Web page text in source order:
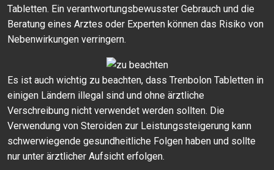
Tabletten. Ein verantwortungsbewusster Gebrauch und die
Beratung eines Arztes oder Experten können das Risiko von
Nebenwirkungen verringern.
Es ist auch wichtig zu beachten, dass Trenbolon Tabletten in
einigen Ländern illegal sind und ohne ärztliche
Verschreibung nicht verwendet werden sollten. Die
Verwendung von Steroiden zur Leistungssteigerung kann
schwerwiegende gesundheitliche Folgen haben und sollte
nur unter ärztlicher Aufsicht erfolgen.